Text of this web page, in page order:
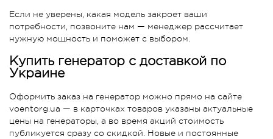
Если не уверены, какая модель закроет ваши
потребности, позвоните нам — менеджер рассчитает
нужную мощность и поможет с выбором.
Купить генератор с доставкой по
Украине
Оформить заказ на генератор можно прямо на сайте
voentorg.ua — в карточках товаров указаны актуальные
цены на генераторы, а во время акций стоимость
публикуется сразу со скидкой. Новые и постоянные